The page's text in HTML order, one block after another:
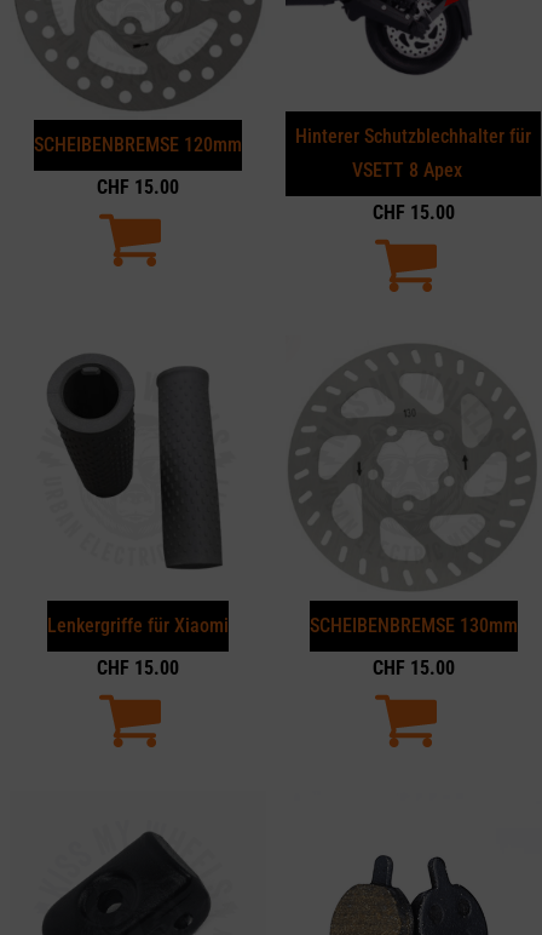
SCHEIBENBREMSE 120mm
CHF 15.00
Hinterer Schutzblechhalter für
VSETT 8 Apex
CHF 15.00
Lenkergriffe für Xiaomi
CHF 15.00
SCHEIBENBREMSE 130mm
CHF 15.00